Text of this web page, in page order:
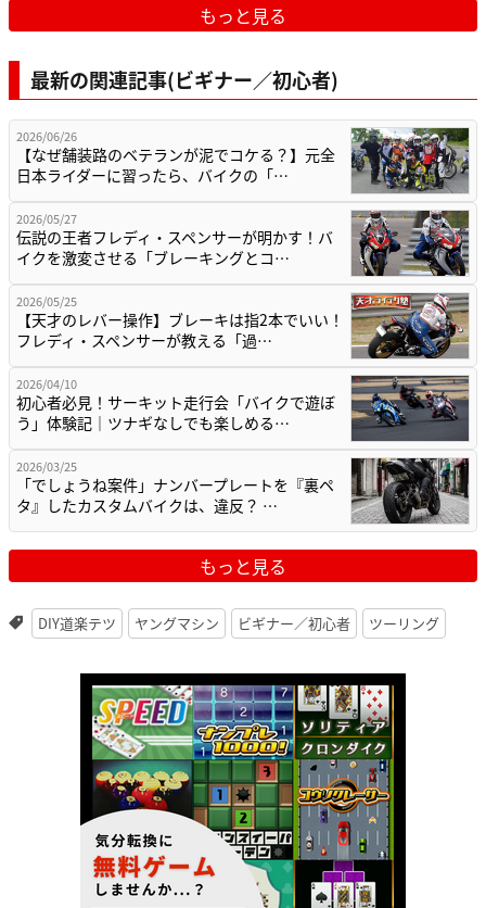
もっと見る
最新の関連記事(ビギナー／初心者)
2026/06/26
【なぜ舗装路のベテランが泥でコケる？】元全
日本ライダーに習ったら、バイクの「…
2026/05/27
伝説の王者フレディ・スペンサーが明かす！バ
イクを激変させる「ブレーキングとコ…
2026/05/25
【天才のレバー操作】ブレーキは指2本でいい！
フレディ・スペンサーが教える「過…
2026/04/10
初心者必見！サーキット走行会「バイクで遊ぼ
う」体験記｜ツナギなしでも楽しめる…
2026/03/25
「でしょうね案件」ナンバープレートを『裏ペ
タ』したカスタムバイクは、違反？ …
もっと見る
DIY道楽テツ ヤングマシン ビギナー／初心者 ツーリング